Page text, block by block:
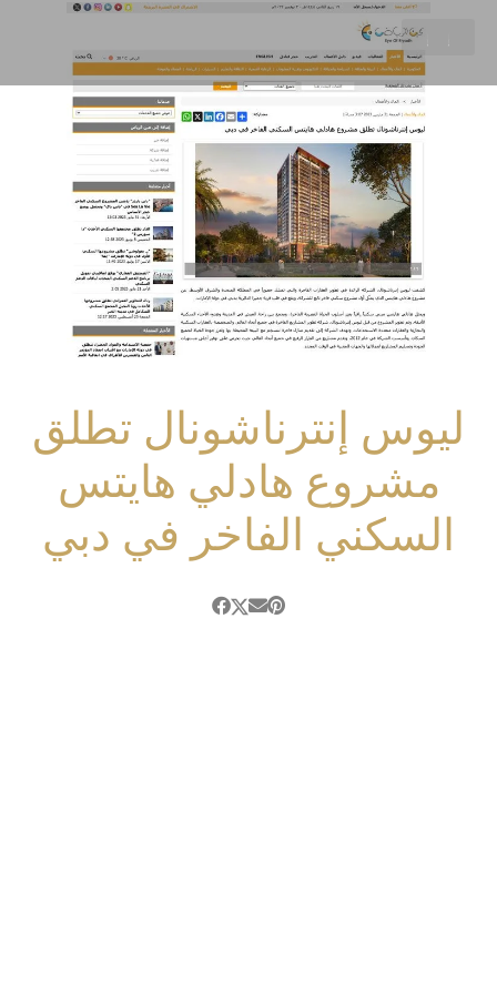
ليوس إنترناشونال تطلق
مشروع هادلي هايتس
السكني الفاخر في دبي